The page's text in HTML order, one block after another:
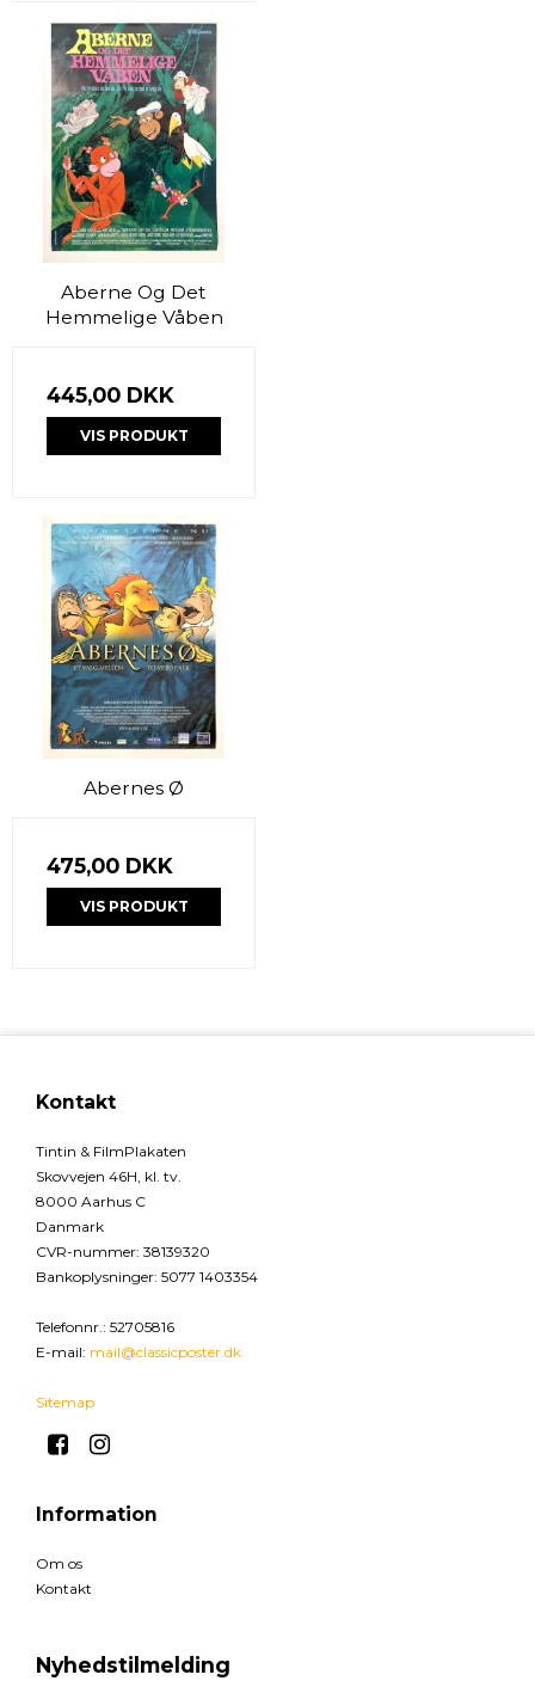
Aberne Og Det
Hemmelige Våben
445,00 DKK
VIS PRODUKT
Abernes Ø
475,00 DKK
VIS PRODUKT
Kontakt
Tintin & FilmPlakaten
Skovvejen 46H, kl. tv.
8000 Aarhus C
Danmark
CVR-nummer: 38139320
Bankoplysninger: 5077 1403354
Telefonnr.: 52705816
E-mail: mail@classicposter.dk
Sitemap
Information
Om os
Kontakt
Nyhedstilmelding